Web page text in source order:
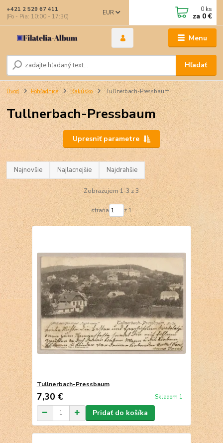
Menu
EUR
Hľadať
+421 2 529 67 411
(Po - Pia: 10:00 - 17:30)
0 ks
za 0 €
Úvod Pohľadnice Rakúsko Tullnerbach-Pressbaum
Tullnerbach-Pressbaum
Upresniť parametre
Najnovšie Najlacnejšie Najdrahšie
Zobrazujem 1-3 z 3
strana z 1
Tullnerbach-Pressbaum
7,30 € Skladom 1
Pridať do košíka